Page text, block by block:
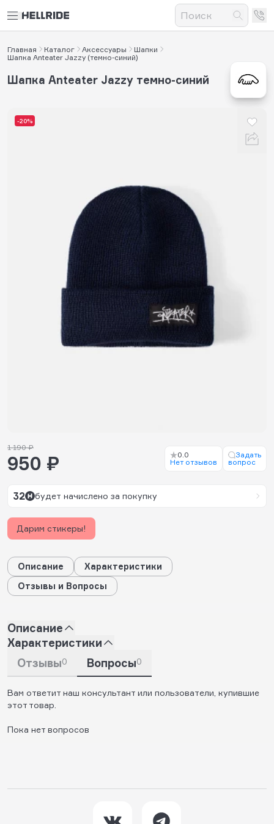
Главная Каталог Аксессуары
Шапки
Шапка Anteater Jazzy (темно-синий)
-20%
Шапка Anteater Jazzy темно-синий
1 190 ₽
950 ₽
0.0
Нет отзывов
Задать
вопрос
32 будет начислено за покупку
Дарим стикеры!
Описание
Характеристики
Отзывы и Вопросы
Описание
Характеристики
Отзывы0 Вопросы0
Вам ответит наш консультант или пользователи, купившие
этот товар.
Пока нет вопросов